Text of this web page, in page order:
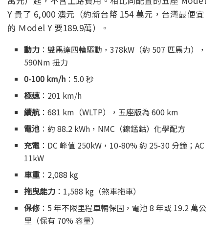
Y 貴了 6,000 澳元（約新台幣 154 萬元，台灣最便宜
的 Ｍodel Y 要189.9萬）。
動力 ：雙馬達四輪驅動，378kW（約 507 匹馬力），
590Nm 扭力
0-100 km/h ：5.0 秒
極速：201 km/h
續航：681 km（WLTP），五座版為 600 km
電池 ：約 88.2 kWh，NMC（鎳錳鈷）化學配方
充電 ：DC 峰值 250kW，10-80% 約 25-30 分鐘；AC
11kW
車重：2,088 kg
拖曳能力 ：1,588 kg（煞車拖車）
保修：5 年不限里程車輛保固，電池 8 年或 19.2 萬公
里（保有 70% 容量）